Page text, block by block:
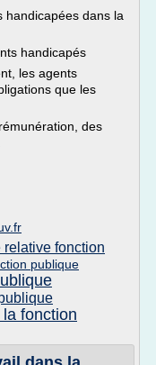
handicapées dans la
handicapés
les agents
que les
des
fonction
publique
fonction